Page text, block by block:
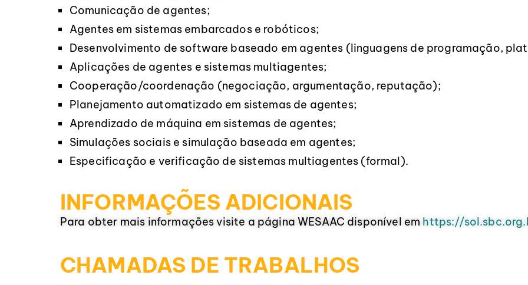
Comunicação de agentes;
Agentes em sistemas embarcados e robóticos;
Desenvolvimento de software baseado em agentes (linguagens de programação,
Aplicações de agentes e sistemas multiagentes;
Cooperação/coordenação (negociação, argumentação, reputação);
Planejamento automatizado em sistemas de agentes;
Aprendizado de máquina em sistemas de agentes;
Simulações sociais e simulação baseada em agentes;
Especificação e verificação de sistemas multiagentes (formal).
INFORMAÇÕES ADICIONAIS
Para obter mais informações visite a página WESAAC disponível em https://
CHAMADAS DE TRABALHOS